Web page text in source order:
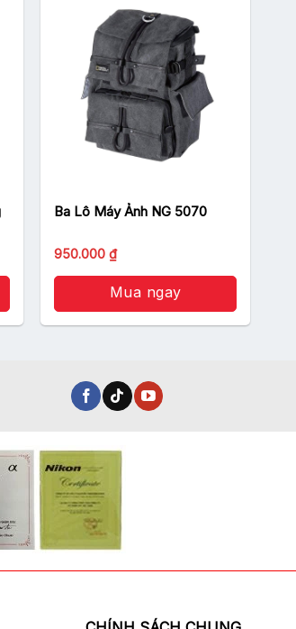
vẻ đẹp vốn có cũng như đảm bảo
Ba Lô Máy Ảnh NG 5070
950.000₫
Mua ngay